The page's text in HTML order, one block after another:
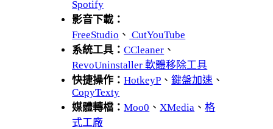
Spotify
影音下載：
FreeStudio 、 CutYouTube
系統工具：CCleaner 、
RevoUninstaller 軟體移除工具
快捷操作：HotkeyP 、鍵盤加速 、
CopyTexty
媒體轉檔：Moo0 、 XMedia 、格
式工廠